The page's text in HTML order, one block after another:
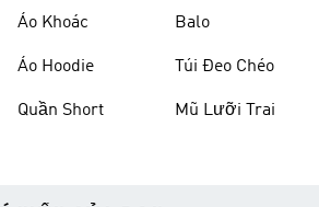
Áo Khoác
Áo Hoodie
Quần Short
Balo
Túi Đeo Chéo
Mũ Lưỡi Trai